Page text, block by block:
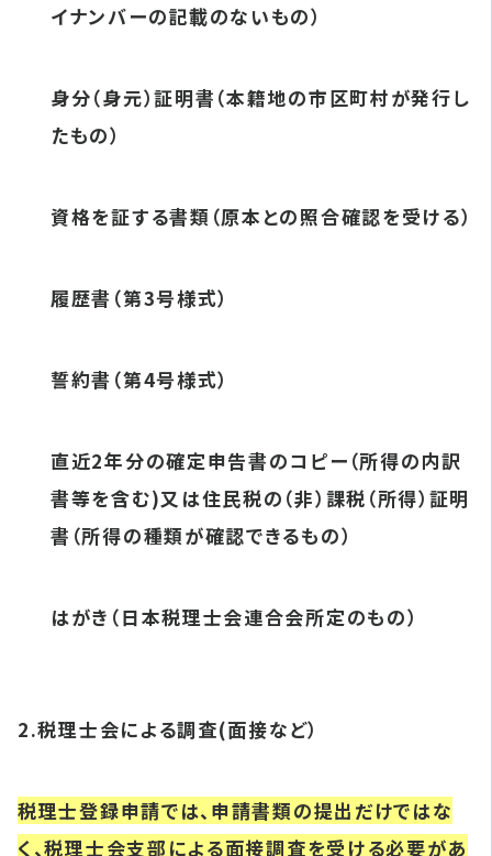
イナンバーの記載のないもの）
身分（身元）証明書（本籍地の市区町村が発行し
たもの）
資格を証する書類（原本との照合確認を受ける）
履歴書（第3号様式）
誓約書（第4号様式）
直近2年分の確定申告書のコピー（所得の内訳
書等を含む)又は住民税の（非）課税（所得）証明
書（所得の種類が確認できるもの）
はがき（日本税理士会連合会所定のもの）
2.税理士会による調査(面接など）
税理士登録申請では、申請書類の提出だけではな
く、税理士会支部による面接調査を受ける必要があ